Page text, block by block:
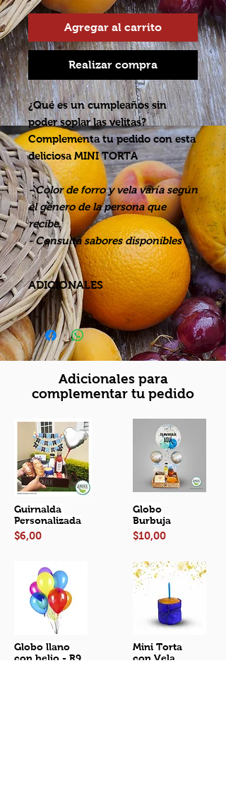
Agregar al carrito
Realizar compra
¿Qué es un cumpleaños sin
poder soplar las velitas?
Complementa tu pedido con esta
deliciosa MINI TORTA
- Color de forro y vela varía según
el género de la persona que
recibe.
- Consulta sabores disponibles
ADICIONALES
- Para uso de adicionales se debe
seleccionar un DESAYUNO al que
se pueda agregar.
- Únicamente válido para agregar
- Los menús de las fotografías son
meramente ilustrativos y NO están
Adicionales para
complementar tu pedido
Guirnalda
Personalizada
$6,00
Globo llano
con helio - R9
Globo
Burbuja
$10,00
Mini Torta
con Vela